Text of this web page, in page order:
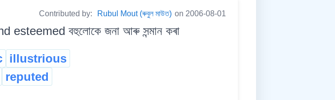
Contributed by: Rubul Mout (ৰুবুল মাউত) on 2006-08-01
esteemed বহুলোকে জনা আৰু সন্মান কৰা
illustrious
reputed